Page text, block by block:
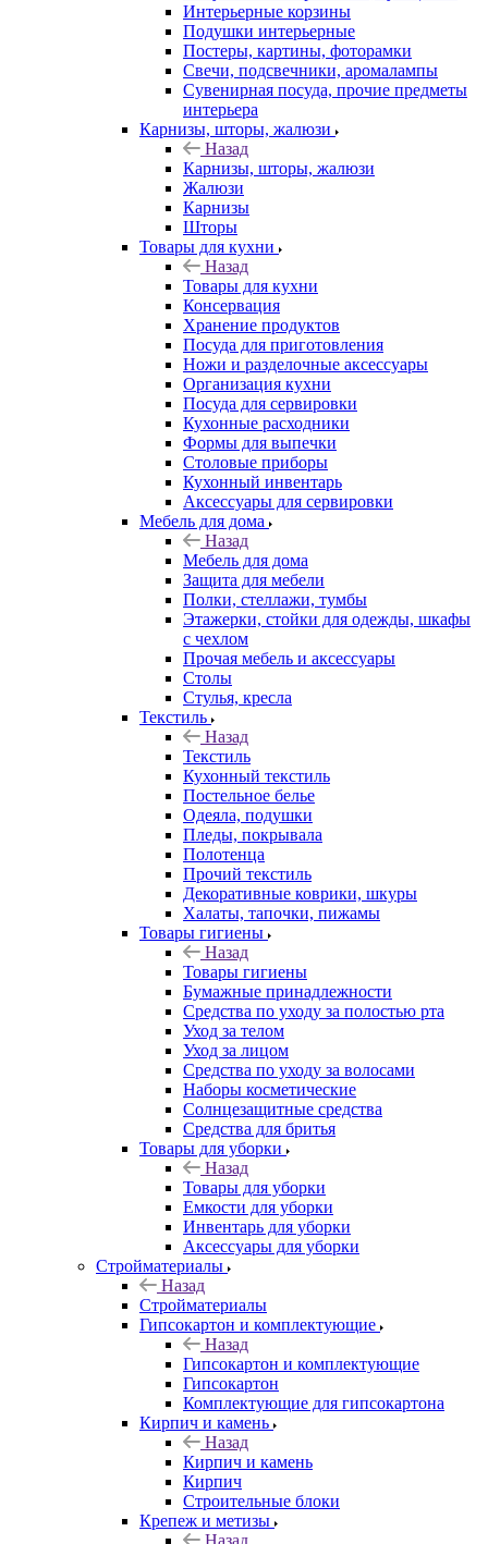
Интерьерные корзины
Подушки интерьерные
Постеры, картины, фоторамки
Свечи, подсвечники, аромалампы
Сувенирная посуда, прочие предметы
интерьера
Карнизы, шторы, жалюзи
Назад
Карнизы, шторы, жалюзи
Жалюзи
Карнизы
Шторы
Товары для кухни
Назад
Товары для кухни
Консервация
Хранение продуктов
Посуда для приготовления
Ножи и разделочные аксессуары
Организация кухни
Посуда для сервировки
Кухонные расходники
Формы для выпечки
Столовые приборы
Кухонный инвентарь
Аксессуары для сервировки
Мебель для дома
Назад
Мебель для дома
Защита для мебели
Полки, стеллажи, тумбы
Этажерки, стойки для одежды, шкафы
с чехлом
Прочая мебель и аксессуары
Столы
Стулья, кресла
Текстиль
Назад
Текстиль
Кухонный текстиль
Постельное белье
Одеяла, подушки
Пледы, покрывала
Полотенца
Прочий текстиль
Декоративные коврики, шкуры
Халаты, тапочки, пижамы
Товары гигиены
Назад
Товары гигиены
Бумажные принадлежности
Средства по уходу за полостью рта
Уход за телом
Уход за лицом
Средства по уходу за волосами
Наборы косметические
Солнцезащитные средства
Средства для бритья
Товары для уборки
Назад
Товары для уборки
Емкости для уборки
Инвентарь для уборки
Аксессуары для уборки
Стройматериалы
Назад
Стройматериалы
Гипсокартон и комплектующие
Назад
Гипсокартон и комплектующие
Гипсокартон
Комплектующие для гипсокартона
Кирпич и камень
Назад
Кирпич и камень
Кирпич
Строительные блоки
Крепеж и метизы
Назад